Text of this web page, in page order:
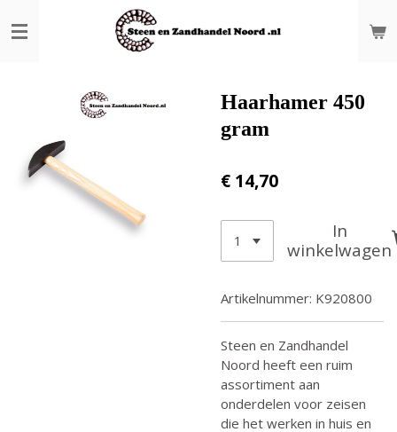
direct
hoofdinhoud
Haarhamer 450
gram
€ 14,70
In
winkelwagen
Artikelnummer: K920800
Steen en Zandhandel
Noord heeft een ruim
assortiment aan
onderdelen voor zeisen
die het werken in huis en